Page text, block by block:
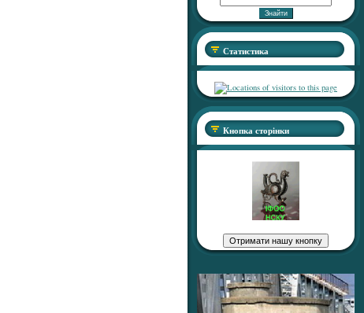
Статистика
Кнопка сторінки